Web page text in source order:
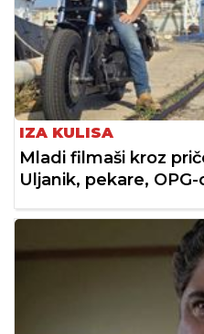
IZA KULISA
Mladi filmaši kroz
Uljanik, pekare,